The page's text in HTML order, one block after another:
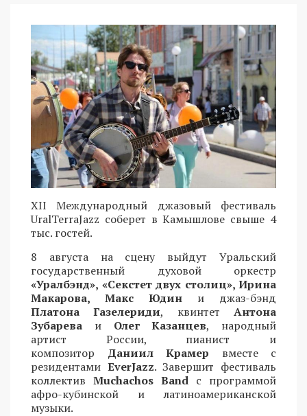
XII Международный джазовый фестиваль
UralTerraJazz соберет в Камышлове свыше 4
тыс. гостей.
8 августа на сцену выйдут Уральский
государственный духовой оркестр
«Уралбэнд», «Секстет двух столиц», Ирина
Макарова, Макс Юдин и джаз-бэнд
Платона Газелериди, квинтетАнтона
Зубарева и Олег Казанцев, народный
артист России, пианист и
композитор Даниил Крамер вместе с
резидентами EverJazz. Завершит фестиваль
коллектив Muchachos Band с программой
афро-кубинской и латиноамериканской
музыки.